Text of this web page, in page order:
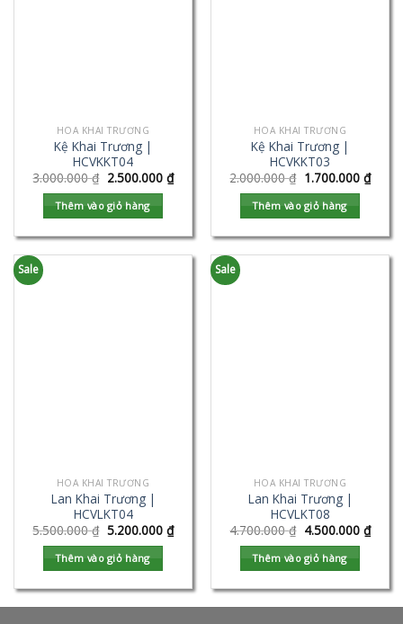
HOA KHAI TRƯƠNG
Kệ Khai Trương |
HCVKKT04
3.000.000₫ 2.500.000 ₫
Thêm vào giỏ hàng
HOA KHAI TRƯƠNG
Kệ Khai Trương |
HCVKKT03
2.000.000₫ 1.700.000 ₫
Thêm vào giỏ hàng
Sale
HOA KHAI TRƯƠNG
Lan Khai Trương |
HCVLKT04
5.500.000₫ 5.200.000 ₫
Thêm vào giỏ hàng
Sale
HOA KHAI TRƯƠNG
Lan Khai Trương |
HCVLKT08
4.700.000₫ 4.500.000 ₫
Thêm vào giỏ hàng